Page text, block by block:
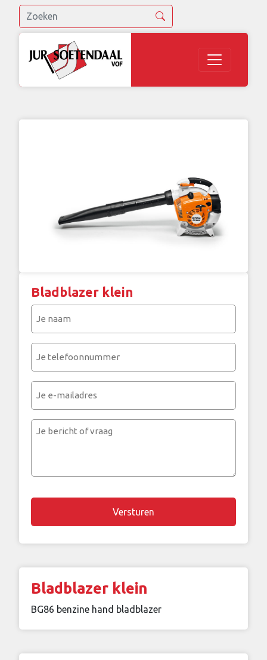
Bladblazer klein
(Vereist)
(Vereist)
mailadres
Je
Chapta
Bladblazer klein
BG86 benzine hand bladblazer